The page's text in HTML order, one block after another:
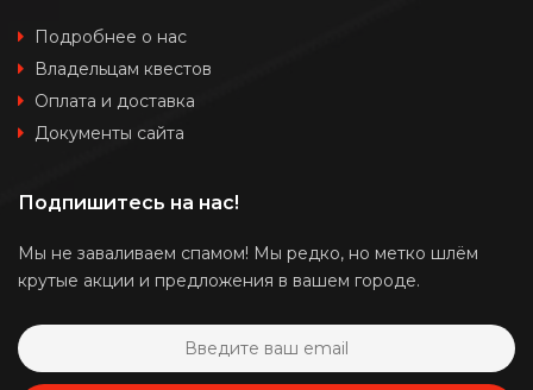
Подробнее о нас
Владельцам квестов
Оплата и доставка
Документы сайта
Подпишитесь на нас!
Мы не заваливаем спамом! Мы редко, но метко шлём
крутые акции и предложения в вашем городе.